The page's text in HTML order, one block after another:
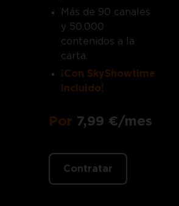
Más de 90 canales
y 50.000
contenidos a la
carta.
¡Con SkyShowtime
incluido!
Por 7,99 €/mes
Contratar